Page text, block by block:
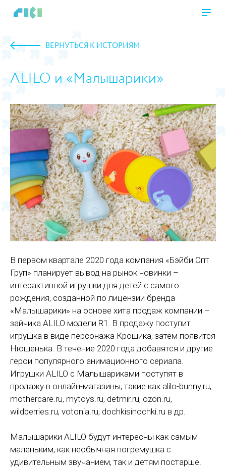
ВЕРНУТЬСЯ К ИСТОРИЯМ
ALILO и «Малышарики»
https://www.high-endrolex.com/45
В первом квартале 2020 года компания «Бэйби Опт
Груп» планирует вывод на рынок новинки –
интерактивной игрушки для детей с самого
рождения, созданной по лицензии бренда
«Малышарики» на основе хита продаж компании –
зайчика ALILO модели R1. В продажу поступит
игрушка в виде персонажа Крошика, затем появится
Нюшенька. В течение 2020 года добавятся и другие
герои популярного анимационного сериала.
Игрушки ALILO с Малышариками поступят в
продажу в онлайн-магазины, такие как alilo-bunny.ru,
mothercare.ru, mytoys.ru, detmir.ru, ozon.ru,
wildberries.ru, votonia.ru, dochkisinochki.ru в др.
Малышарики ALILO будут интересны как самым
маленьким, как необычная погремушка с
удивительным звучанием, так и детям постарше.